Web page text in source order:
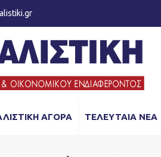
ΑΓΟΡΑ ΤΕΛΕΥΤΑΙΑ ΝΕΑ